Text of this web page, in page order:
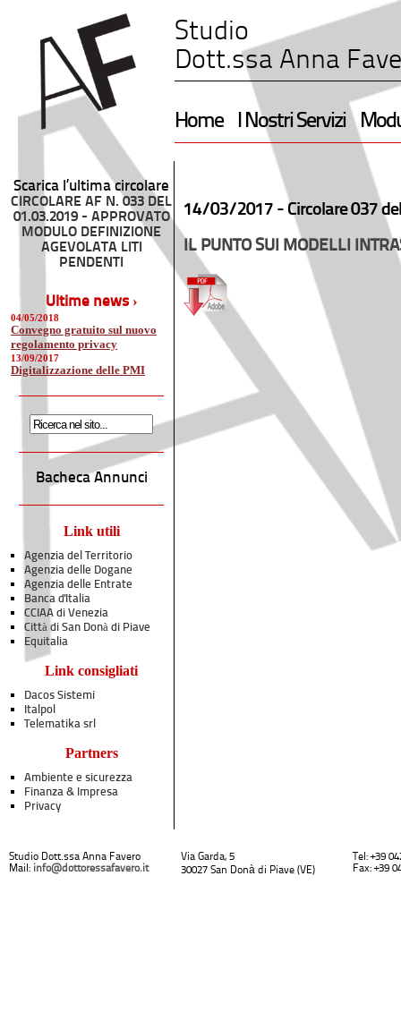
Studio
Dott.ssa Anna
Home I Nostri Servizi
Scarica l’ultima circolare
CIRCOLARE AF N. 033 DEL
01.03.2019 - APPROVATO
MODULO DEFINIZIONE
AGEVOLATA LITI
PENDENTI
Ultime news ›
04/05/2018
Convegno gratuito sul nuovo
regolamento privacy
13/09/2017
Digitalizzazione delle PMI
Bacheca Annunci
Link utili
Agenzia del Territorio
Agenzia delle Dogane
Agenzia delle Entrate
Banca d'Italia
CCIAA di Venezia
Città di San Donà di Piave
Equitalia
Link consigliati
Dacos Sistemi
Italpol
Telematika srl
Partners
Ambiente e sicurezza
Finanza & Impresa
Privacy
14/03/2017 - Circolare 037
IL PUNTO SUI MODELLI
Studio Dott.ssa Anna Favero
Mail: info@dottoressafavero.it
Via Garda, 5
30027 San Donà di Piave (VE)
Tel: +39
Fax: +39